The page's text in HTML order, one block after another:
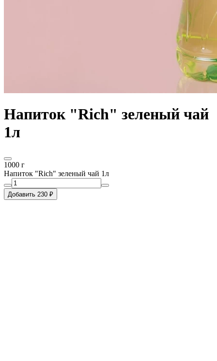
Напиток "Rich" зеленый чай
1л
1000 г
Напиток "Rich" зеленый чай 1л
Добавить 230 ₽